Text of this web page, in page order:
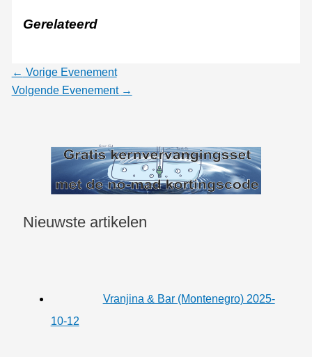
Gerelateerd
← Vorige Evenement
Volgende Evenement →
Nieuwste artikelen
Vranjina & Bar (Montenegro) 2025-
10-12